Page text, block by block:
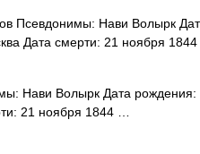
Псевдонимы: Нави Волырк
Дата смерти: 21 ноября 1844
Нави Волырк Дата
21 ноября 1844 …